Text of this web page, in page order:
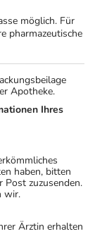
möglich. Für
pharmazeutische
Apotheke.
Ihres
haben, bitten
Post zuzusenden.
wir.
Ärztin erhalten